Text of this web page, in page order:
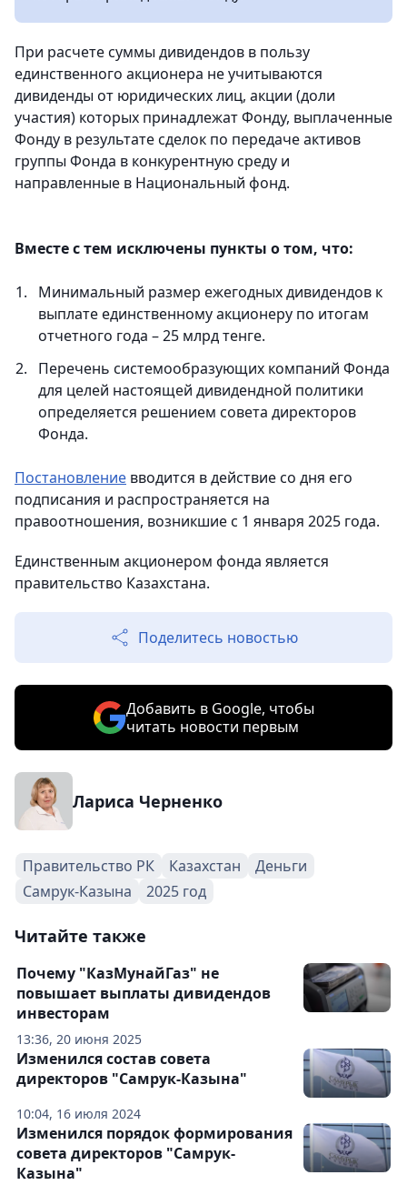
При расчете суммы дивидендов в пользу
единственного акционера не учитываются
дивиденды от юридических лиц, акции (доли
участия) которых принадлежат Фонду, выплаченные
Фонду в результате сделок по передаче активов
группы Фонда в конкурентную среду и
направленные в Национальный фонд.
Вместе с тем исключены пункты о том, что:
Минимальный размер ежегодных дивидендов к
выплате единственному акционеру по итогам
отчетного года – 25 млрд тенге.
Перечень системообразующих компаний Фонда
для целей настоящей дивидендной политики
определяется решением совета директоров
Фонда.
Постановление вводится в действие со дня его
подписания и распространяется на
правоотношения, возникшие с 1 января 2025 года.
Единственным акционером фонда является
правительство Казахстана.
Поделитесь новостью
Добавить в Google, чтобы
читать новости первым
Лариса Черненко
Правительство РК Казахстан
Деньги
Самрук-Казына
2025 год
Читайте также
13:36, 20 июня 2025
Почему "КазМунайГаз" не
повышает выплаты дивидендов
инвесторам
10:04, 16 июля 2024
Изменился состав совета
директоров "Самрук-Казына"
Изменился порядок формирования
совета директоров "Самрук-
Казына"